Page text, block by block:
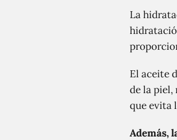
La
El aceite
de la piel,
que evita
Además,